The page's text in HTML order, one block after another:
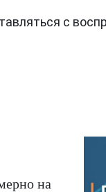
с
на